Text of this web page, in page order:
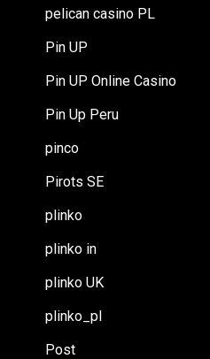
pelican casino PL
Pin UP
Pin UP Online Casino
Pin Up Peru
pinco
Pirots SE
plinko
plinko in
plinko UK
plinko_pl
Post